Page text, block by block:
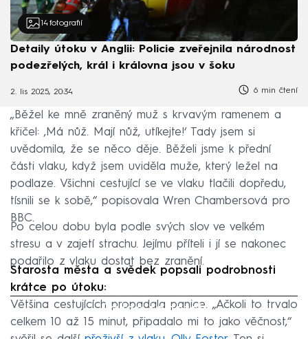
14 fotografií
Detaily útoku v Anglii: Policie zveřejnila národnost
podezřelých, král i královna jsou v šoku
2. lis 2025, 20:34 6 min čtení
„Běžel ke mně zraněný muž s krvavým ramenem a
křičel: ‚Má nůž. Mají nůž, utíkejte!‘ Tady jsem si
uvědomila, že se něco děje. Běželi jsme k přední
části vlaku, když jsem uviděla muže, který ležel na
podlaze. Všichni cestující se ve vlaku tlačili dopředu,
tísnili se k sobě,“ popisovala Wren Chambersová pro
BBC.
Po celou dobu byla podle svých slov ve velkém
stresu a v zajetí strachu. Jejímu příteli i jí se nakonec
podařilo z vlaku dostat bez zranění.
Starosta města a svědek popsali podrobnosti
krátce po útoku:
Failed to fetch
Většina cestujících propadala panice. „Ačkoli to trvalo
celkem 10 až 15 minut, připadalo mi to jako věčnost,“